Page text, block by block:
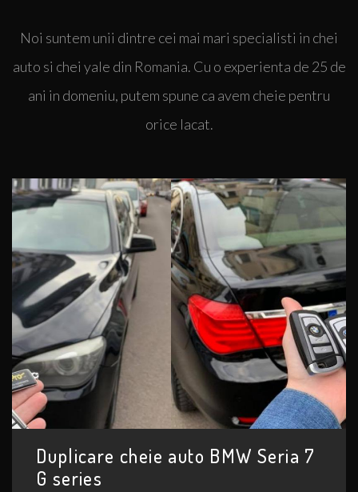
Suntem unii dintre principalii distribuitori din Romania
de chei auto, chei cu cip auto, telecomande auto, chei
smart auto sau transpondere auto. Putem pune la
clonare chei auto. Consultaticatalogul
Noi suntem unii dintre cei mai mari specialisti in chei
auto si chei yale din Romania. Cu o experienta de 25 de
ani in domeniu, putem spune ca avem cheie pentru
orice lacat.
Duplicare cheie auto BMW Seria 7
G series